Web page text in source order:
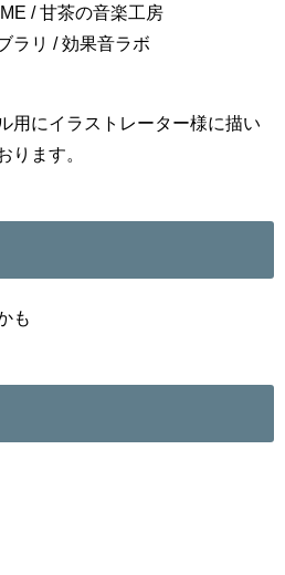
/ 甘茶の音楽工房
ラリ / 効果音ラボ
用にイラストレーター様に描い
ります。
も